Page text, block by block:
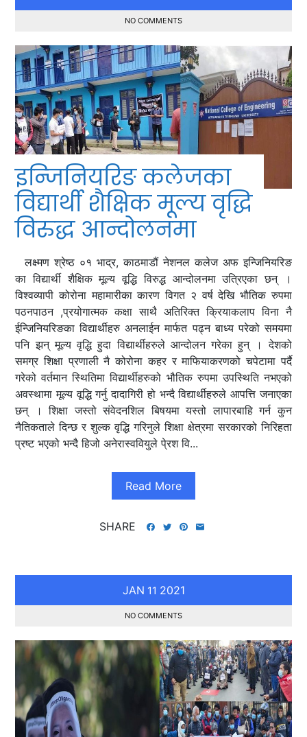
NO COMMENTS
इन्जिनियरिङ कलेजका
विद्यार्थी शैक्षिक मूल्य वृद्धि
विरुद्ध आन्दोलनमा
लक्ष्मण श्रेष्ठ ०१ भाद्र, काठमाडौं नेशनल कलेज अफ इन्जिनियरिङ
का विद्यार्थी शैक्षिक मूल्य वूद्धि विरुद्ध आन्दोलनमा उत्रिएका छन् ।
विश्वव्यापी कोरोना महामारीका कारण विगत २ वर्ष देखि भौतिक रुपमा
पठनपाठन ,प्रयोगात्मक कक्षा साथै अतिरिक्त क्रियाकलाप विना नै
ईन्जिनियरिङका विद्यार्थीहरु अनलाईन मार्फत पढ्न बाध्य परेको समयमा
पनि झन् मूल्य वृद्धि हुदा विद्यार्थीहरुले आन्दोलन गरेका हुन् । देशको
समग्र शिक्षा प्रणाली नै कोरोना कहर र माफियाकरणको चपेटामा पर्दै
गरेको वर्तमान स्थितिमा विद्यार्थीहरुको भौतिक रुपमा उपस्थिति नभएको
अवस्थामा मूल्य वूद्धि गर्नु दादागिरी हो भन्दै विद्यार्थीहरुले आपत्ति जनाएका
छन् । शिक्षा जस्तो संवेदनशिल बिषयमा यस्तो लापारबाहि गर्न कुन
नैतिकताले दिन्छ र शुल्क वृद्धि गरिनुले शिक्षा क्षेत्रमा सरकारको निरिहता
प्रष्ट भएको भन्दै हिजो अनेरास्ववियुले पे्रश वि...
Read More
SHARE
JAN 11 2021
NO COMMENTS